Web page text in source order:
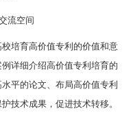
流空间
培育高价值专利的价值和意
详细介绍高价值专利培育的
平的论文、布局高价值专利
技术成果，促进技术转移。